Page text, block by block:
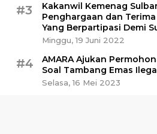
#3
Kakanwil Kemenag
Penghargaan dan
Yang Berpartipasi Demi
Minggu, 19 Juni 2022
#4
AMARA Ajukan
Soal Tambang Emas
Selasa, 16 Mei 2023